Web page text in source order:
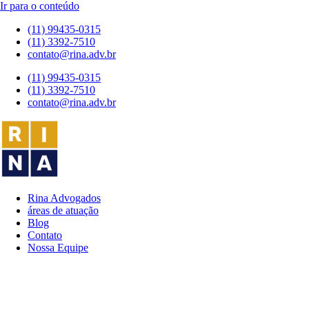
Ir para o conteúdo
(11) 99435-0315
(11) 3392-7510
contato@rina.adv.br
(11) 99435-0315
(11) 3392-7510
contato@rina.adv.br
Rina Advogados
áreas de atuação
Blog
Contato
Nossa Equipe